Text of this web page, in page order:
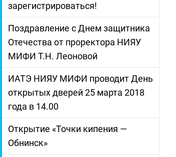
зарегистрироваться!
Поздравление с Днем защитника
Отечества от проректора НИЯУ
МИФИ Т.Н. Леоновой
ИАТЭ НИЯУ МИФИ проводит День
открытых дверей 25 марта 2018
года в 14.00
Открытие «Точки кипения —
Обнинск»